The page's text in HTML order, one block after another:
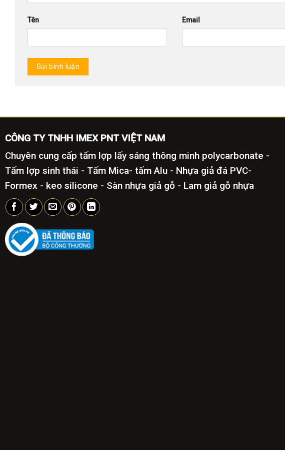
Tên Email
CÔNG TY TNHH IMEX PNT VIỆT NAM
Chuyên cung cấp tấm lợp lấy sáng thông minh polycarbonate -
Tấm lợp sinh thái - Tấm Mica- tấm Alu - Nhựa giả đá PVC-
Formex - keo silicone - Sàn nhựa giả gỗ - Lam giả gỗ nhựa